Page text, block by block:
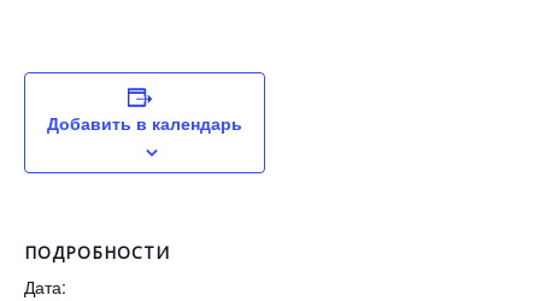
Добавить в календарь
ПОДРОБНОСТИ
Дата: